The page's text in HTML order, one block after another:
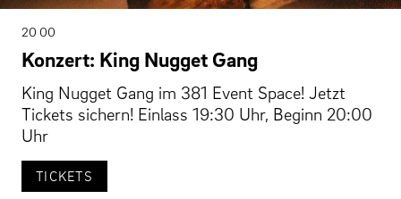
20 00
Konzert: King Nugget Gang
King Nugget Gang im 381 Event Space! Jetzt
Tickets sichern! Einlass 19:30 Uhr, Beginn 20:00
Uhr
TICKETS